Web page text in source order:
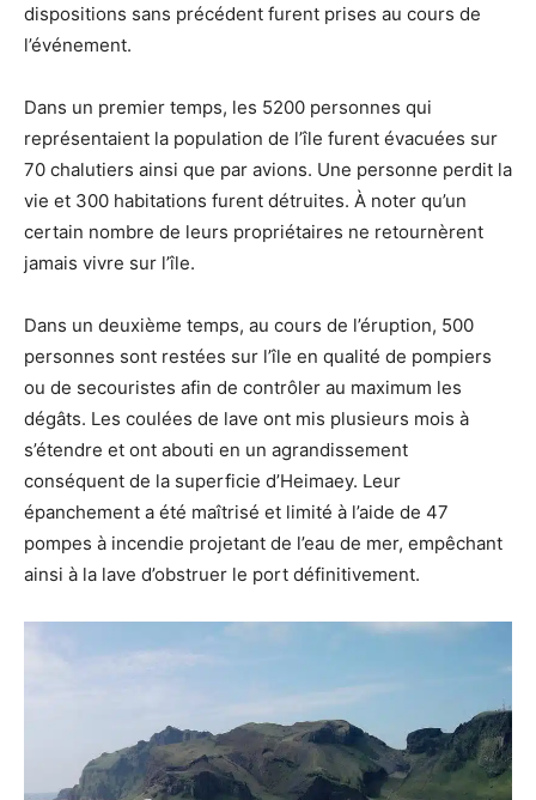
dispositions sans précédent furent prises au cours de
l’événement.
Dans un premier temps, les 5200 personnes qui
représentaient la population de l’île furent évacuées sur
70 chalutiers ainsi que par avions. Une personne perdit la
vie et 300 habitations furent détruites. À noter qu’un
certain nombre de leurs propriétaires ne retournèrent
jamais vivre sur l’île.
Dans un deuxième temps, au cours de l’éruption, 500
personnes sont restées sur l’île en qualité de pompiers
ou de secouristes afin de contrôler au maximum les
dégâts. Les coulées de lave ont mis plusieurs mois à
s’étendre et ont abouti en un agrandissement
conséquent de la superficie d’Heimaey. Leur
épanchement a été maîtrisé et limité à l’aide de 47
pompes à incendie projetant de l’eau de mer, empêchant
ainsi à la lave d’obstruer le port définitivement.